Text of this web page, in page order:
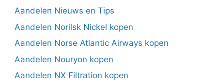
Aandelen Nieuws en Tips
Aandelen Norilsk Nickel kopen
Aandelen Norse Atlantic Airways kopen
Aandelen Nouryon kopen
Aandelen NX Filtration kopen